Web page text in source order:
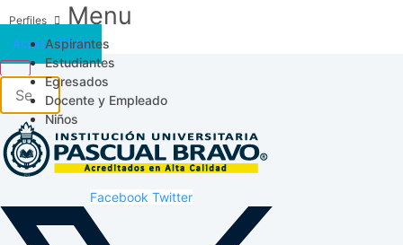
Menu
Aspirantes
Estudiantes
Egresados
Docente y Empleado
Niños
Acceso SICAU
Facebook Twitter